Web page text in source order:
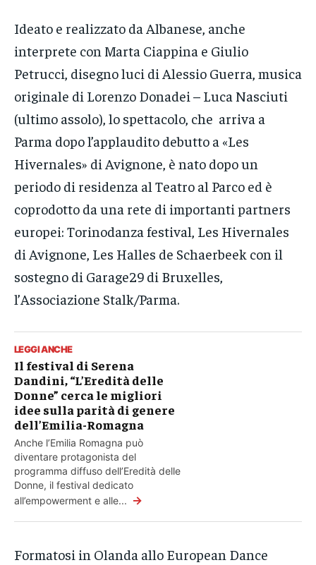
Ideato e realizzato da Albanese, anche
interprete con Marta Ciappina e Giulio
Petrucci, disegno luci di Alessio Guerra, musica
originale di Lorenzo Donadei – Luca Nasciuti
(ultimo assolo), lo spettacolo, che arriva a
Parma dopo l’applaudito debutto a «Les
Hivernales» di Avignone, è nato dopo un
periodo di residenza al Teatro al Parco ed è
coprodotto da una rete di importanti partners
europei: Torinodanza festival, Les Hivernales
di Avignone, Les Halles de Schaerbeek con il
sostegno di Garage29 di Bruxelles,
l’Associazione Stalk/Parma.
LEGGI ANCHE
Il festival di Serena
Dandini, “L’Eredità delle
Donne” cerca le migliori
idee sulla parità di genere
dell’Emilia-Romagna
Anche l’Emilia Romagna può
diventare protagonista del
programma diffuso dell’Eredità delle
Donne, il festival dedicato
all’empowerment e alle... →
Formatosi in Olanda allo European Dance